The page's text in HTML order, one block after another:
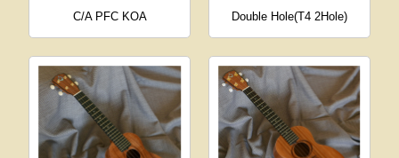
C/A PFC KOA
Double Hole(T4 2Hole)